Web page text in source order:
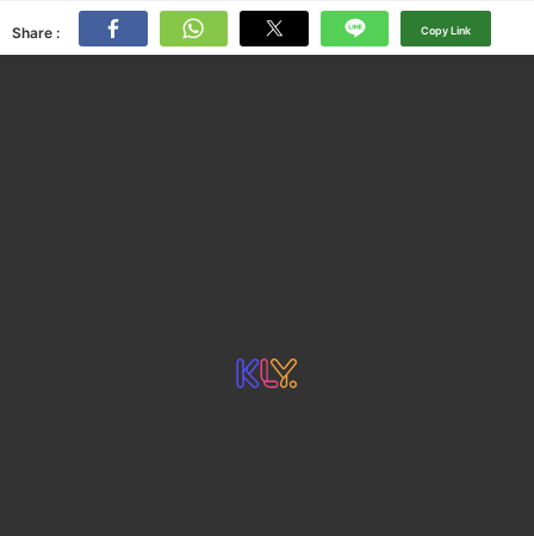
Share : Copy Link